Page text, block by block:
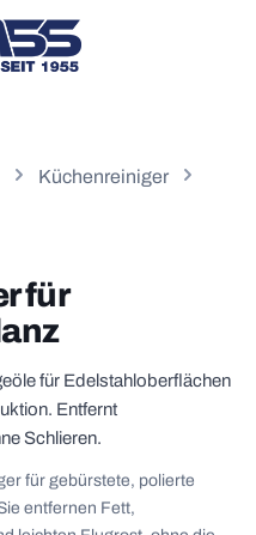
enthält 0 Positionen. Der
Küchenreiniger
für
für Edelstahloberflächen
Entfernt
Schlieren.
für gebürstete, polierte
entfernen Fett,